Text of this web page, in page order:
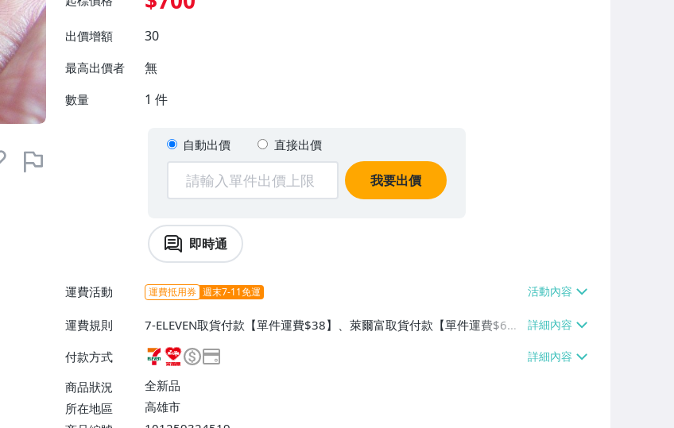
出價增額 30
最高出價者 無
數量 1 件
自動出價 直接出價
我要出價
即時通
運費活動 運費抵用券 週末7-11免運
運費規則
7-ELEVEN取貨付款【單件運費$38】、萊爾富取貨付款【單件運費$6
0】、宅配/貨運【單件運費$130】、郵局掛號【單件運費$35】、面交/
自取/不寄送【免運費】
付款方式
商品狀況
全新品
所在地區
高雄市